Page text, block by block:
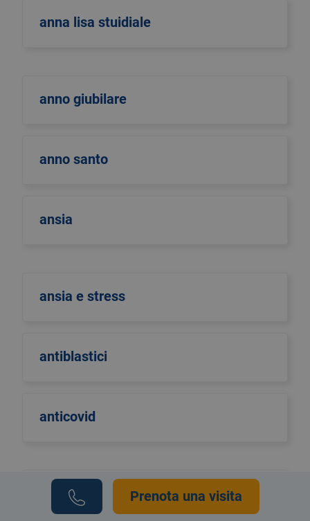
anna lisa stuidiale
anno giubilare
anno santo
ansia
ansia e stress
antiblastici
anticovid
antinfluenzale Prenota una visita